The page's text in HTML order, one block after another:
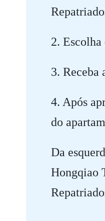
2.
3. Receba
4. Após
do
Da
Hongqiao